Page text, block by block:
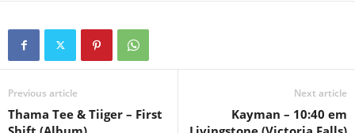
Previous article
Thama Tee & Tiiger – First
Next article
Kayman – 10:40 em